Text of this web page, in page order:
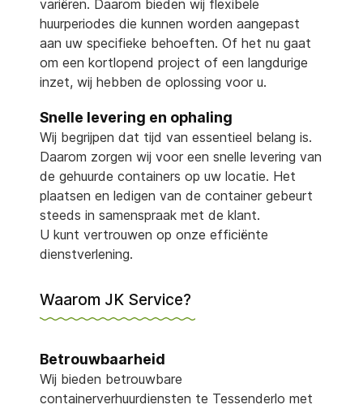
variëren. Daarom bieden wij flexibele
huurperiodes die kunnen worden aangepast
aan uw specifieke behoeften. Of het nu gaat
om een kortlopend project of een langdurige
inzet, wij hebben de oplossing voor u.
Snelle levering en ophaling
Wij begrijpen dat tijd van essentieel belang is.
Daarom zorgen wij voor een snelle levering van
de gehuurde containers op uw locatie. Het
plaatsen en ledigen van de container gebeurt
steeds in samenspraak met de klant.
U kunt vertrouwen op onze efficiënte
dienstverlening.
Waarom JK Service?
Betrouwbaarheid
Wij bieden betrouwbare
containerverhuurdiensten te Tessenderlo met